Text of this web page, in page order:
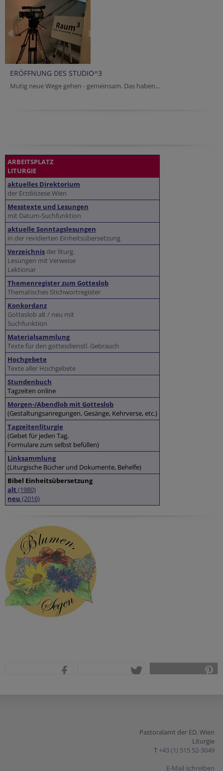
ERÖFFNUNG DES STUDIO^3
Mutig neue Wege gehen - gemeinsam. Das haben...
ARBEITSPLATZ
LITURGIE
aktuelles Direktorium
der Erzdiözese Wien
Messtexte und Lesungen
mit Datum-Suchfunktion
aktuelle Sonntagslesungen
in der revidierten Einheitsübersetzung
Verzeichnis der liturg.
Lesungen mit Verweise
Lektionar
Themenregister zum Gotteslob
Thematisches Stichwortregister
Konkordanz
Gotteslob alt / neu mit
Suchfunktion
Materialsammlung
Texte für den gottesdienstl. Gebrauch
Hochgebete
Texte aller Hochgebete
Stundenbuch
Tagzeiten online
Morgen-/Abendlob mit Gotteslob
(Gestaltungsanregungen, Gesänge, Kehrverse, etc.)
Tagzeitenliturgie
(Gebet für jeden Tag,
Formulare zum selbst befüllen)
Linksammlung
(Liturgische Bücher und Dokumente, Behelfe)
Bibel Einheitsübersetzung
alt (1980)
neu (2016)
Pastoralamt der ED. Wien
Liturgie
T +43 (1) 515 52-3049
E-Mail schreiben